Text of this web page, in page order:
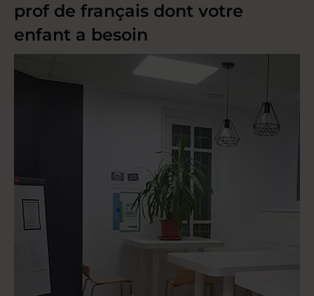
prof de français dont votre
enfant a besoin